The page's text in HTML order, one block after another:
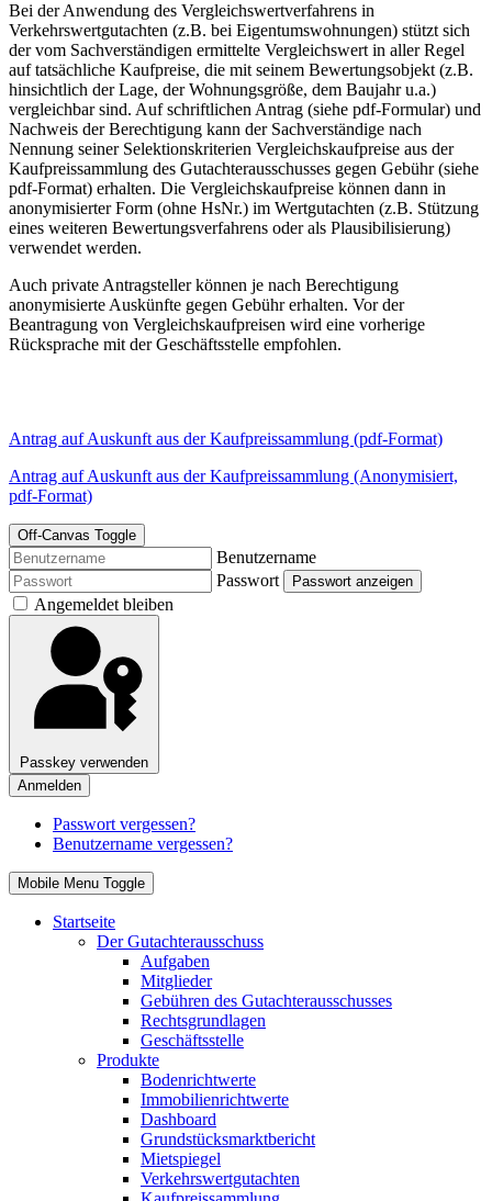
Bei der Anwendung des Vergleichswertverfahrens in
Verkehrswertgutachten (z.B. bei Eigentumswohnungen) stützt sich
der vom Sachverständigen ermittelte Vergleichswert in aller Regel
auf tatsächliche Kaufpreise, die mit seinem Bewertungsobjekt (z.B.
hinsichtlich der Lage, der Wohnungsgröße, dem Baujahr u.a.)
vergleichbar sind. Auf schriftlichen Antrag (siehe pdf-Formular) und
Nachweis der Berechtigung kann der Sachverständige nach
Nennung seiner Selektionskriterien Vergleichskaufpreise aus der
Kaufpreissammlung des Gutachterausschusses gegen Gebühr (siehe
pdf-Format) erhalten. Die Vergleichskaufpreise können dann in
anonymisierter Form (ohne HsNr.) im Wertgutachten (z.B. Stützung
eines weiteren Bewertungsverfahrens oder als Plausibilisierung)
verwendet werden.
Auch private Antragsteller können je nach Berechtigung
anonymisierte Auskünfte gegen Gebühr erhalten. Vor der
Beantragung von Vergleichskaufpreisen wird eine vorherige
Rücksprache mit der Geschäftsstelle empfohlen.
Antrag auf Auskunft aus der Kaufpreissammlung (pdf-Format)
Antrag auf Auskunft aus der Kaufpreissammlung (Anonymisiert,
pdf-Format)
Off-Canvas Toggle
Benutzername
Passwort
Passwort anzeigen
Angemeldet bleiben
Passkey verwenden
Anmelden
Passwort vergessen?
Benutzername vergessen?
Mobile Menu Toggle
Startseite
Der Gutachterausschuss
Aufgaben
Mitglieder
Gebühren des Gutachterausschusses
Rechtsgrundlagen
Geschäftsstelle
Produkte
Bodenrichtwerte
Immobilienrichtwerte
Dashboard
Grundstücksmarktbericht
Mietspiegel
Verkehrswertgutachten